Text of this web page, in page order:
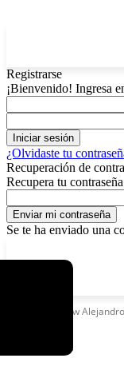
Registrarse
¡Bienvenido! Ingresa
¿Olvidaste tu
Recuperación de
Recupera tu contraseña
Se te ha enviado una
Rauw Alejandro